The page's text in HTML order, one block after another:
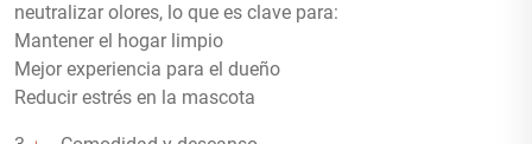
neutralizar olores, lo que es clave para:
Mantener el hogar limpio
Mejor experiencia para el dueño
Reducir estrés en la mascota